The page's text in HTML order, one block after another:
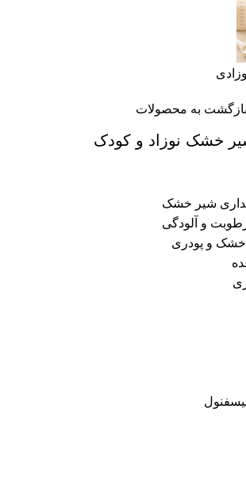
بازگشت به محصولات
خشک نوزاد و کودک
شیر خشک
و آلودگی
خشک و پودری